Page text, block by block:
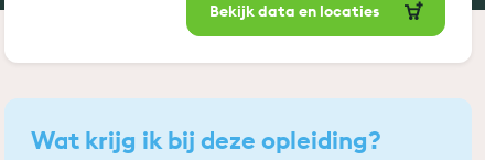
Bekijk data en locaties
Wat krijg ik bij deze opleiding?